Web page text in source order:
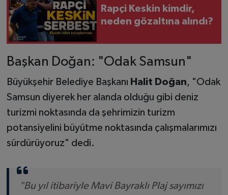
Rapçi Keskin kimdir,
neden gözaltına alındı?
Başkan Doğan: "Odak Samsun"
Büyükşehir Belediye Başkanı Halit Doğan, "Odak
Samsun diyerek her alanda olduğu gibi deniz
turizmi noktasında da şehrimizin turizm
potansiyelini büyütme noktasında çalışmalarımızı
sürdürüyoruz" dedi.
"Bu yıl itibariyle Mavi Bayraklı Plaj sayımızı